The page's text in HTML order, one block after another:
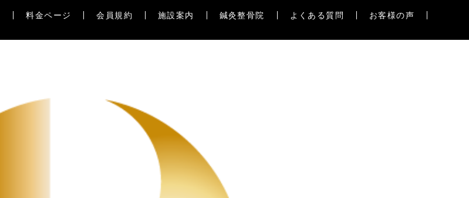
料金ページ 会員規約 施設案内 鍼灸整骨院 よくある質問 お客様の声